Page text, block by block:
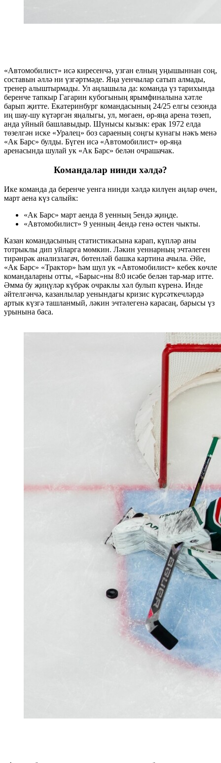
«Автомобилист» исә киресенчә, узган елның уңышыннан соң,
составын әллә ни үзгәртмәде. Яңа уенчылар сатып алмады,
тренер алыштырмады. Ул аңлашыла да: команда үз тарихында
беренче тапкыр Гагарин кубогының ярымфиналына хәтле
барып җитте. Екатеринбург командасының 24/25 елгы сезонда
иң шау-шу күтәргән яңалыгы, ул, мөгаен, өр-яңа арена төзеп,
анда уйный башлавыдыр. Шунысы кызык: ерак 1972 елда
төзелгән иске «Уралец» боз сараеның соңгы кунагы нәкъ менә
«Ак Барс» булды. Бүген исә «Автомобилист» өр-яңа
аренасында шулай ук «Ак Барс» белән очрашачак.
Командалар нинди хәлдә?
Ике команда да беренче уенга нинди хәлдә килүен аңлар өчен,
март аена күз салыйк:
«Ак Барс» март аенда 8 уенның 5ендә җиңде.
«Автомобилист» 9 уенның 4ендә генә өстен чыкты.
Казан командасының статистикасына карап, күпләр аны
тотрыклы дип уйларга мөмкин. Ләкин уеннарның эчтәлеген
тирәнрәк анализлагач, бөтенләй башка картина ачыла. Әйе,
«Ак Барс» «Трактор» һәм шул ук «Автомобилист» кебек көчле
командаларны отты, «Барыс»ны 8:0 исәбе белән тар-мар итте.
Әмма бу җиңүләр күбрәк очраклы хәл булып күренә. Инде
әйтелгәнчә, казанлылар уенындагы кризис күрсәткечләрдә
артык күзгә ташланмый, ләкин эчтәлегенә карасаң, барысы үз
урынына баса.